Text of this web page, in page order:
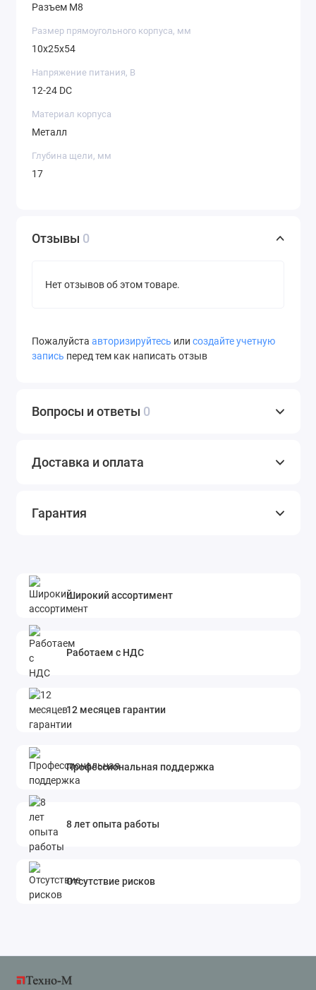
Разъем M8
Размер прямоугольного корпуса, мм
10x25x54
Напряжение питания, В
12-24 DC
Материал корпуса
Металл
Глубина щели, мм
17
Отзывы 0
Нет отзывов об этом товаре.
Пожалуйста авторизируйтесь или создайте учетную
запись перед тем как написать отзыв
Вопросы и ответы 0
Доставка и оплата
Гарантия
Широкий ассортимент
Работаем с НДС
12 месяцев гарантии
Профессиональная поддержка
8 лет опыта работы
Отсутствие рисков